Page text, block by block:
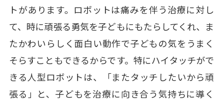
トがあります。ロボットは痛みを伴う治療に対し
て、時に頑張る勇気を子どもにもたらしてくれ、ま
たかわいらしく面白い動作で子どもの気をうまく
そらすこともできるからです。特にハイタッチがで
きる人型ロボットは、「またタッチしたいから頑
張る」と、子どもを治療に向き合う気持ちに導く